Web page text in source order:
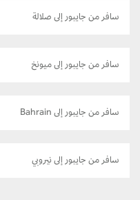
سافر من جايبور إلى صلالة
سافر من جايبور إلى ميونخ
سافر من جايبور إلى Bahrain
سافر من جايبور إلى نيروبي